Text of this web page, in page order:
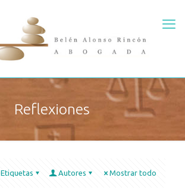
Reflexiones
Etiquetas Autores Mostrar todo